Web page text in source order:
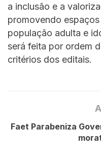
a inclusão e a
promovendo
população adulta e
será feita por ordem
critérios dos editais.
Faet Parabeniza